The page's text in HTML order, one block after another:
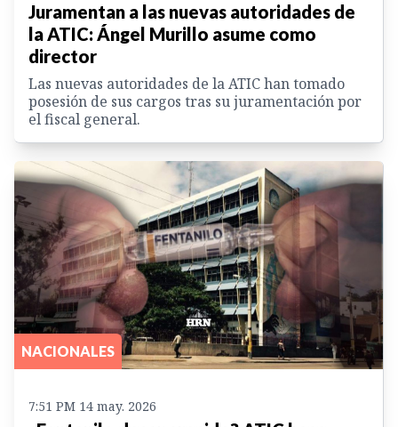
Juramentan a las nuevas autoridades de
la ATIC: Ángel Murillo asume como
director
Las nuevas autoridades de la ATIC han tomado
posesión de sus cargos tras su juramentación por
el fiscal general.
NACIONALES
7:51 PM 14 may. 2026